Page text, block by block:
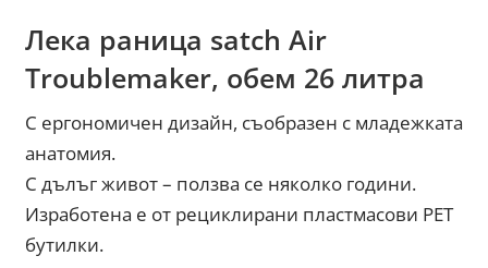
Лека раница satch Air
Troublemaker, обем 26 литра
С ергономичен дизайн, съобразен с младежката
анатомия.
С дълъг живот – ползва се няколко години.
Изработена е от рециклирани пластмасови PET
бутилки.